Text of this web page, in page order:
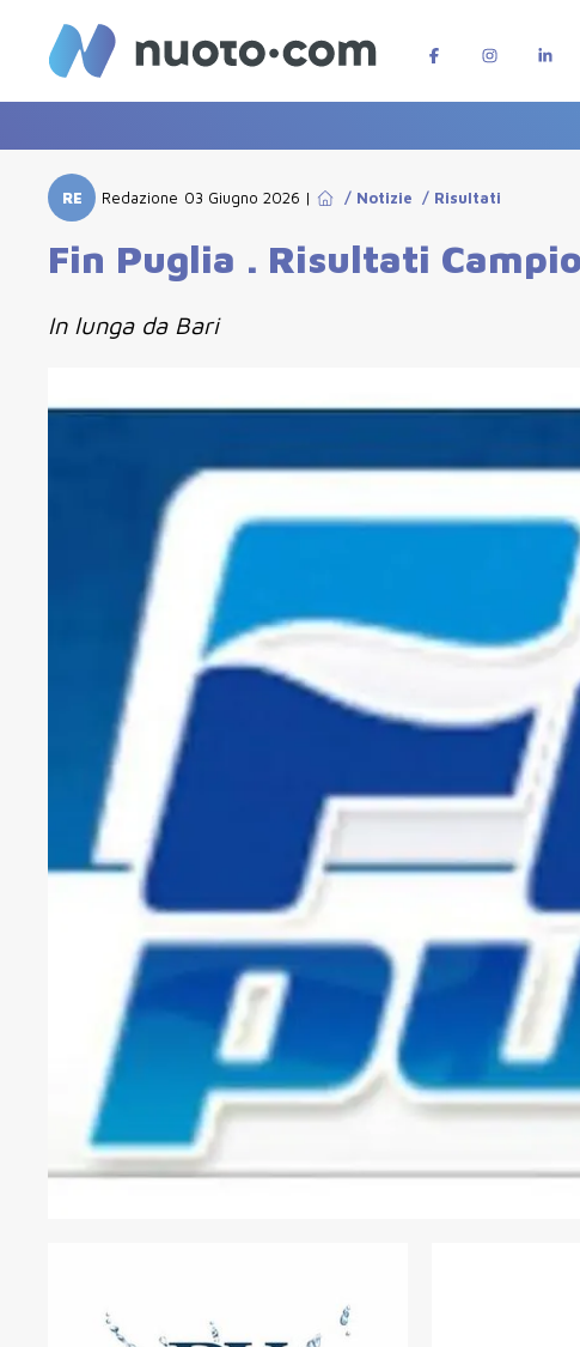
RE Redazione 03 Giugno 2026 | / Notizie / Risultati
Fin Puglia . Risultati
In lunga da Bari